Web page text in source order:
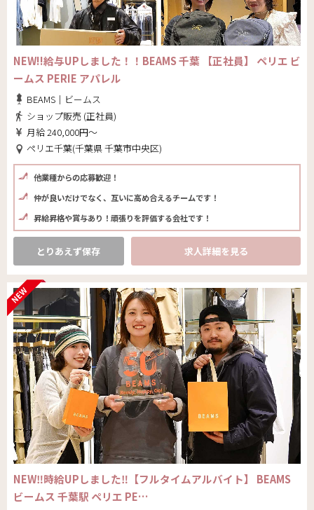
NEW!!給与UPしました！！BEAMS 千葉 【正社員】 ペリエ ビ
ームス PERIE アパレル
BEAMS｜ビームス
ショップ販売 (正社員)
月給 240,000円～
ペリエ千葉(千葉県 千葉市中央区)
他業種からの応募歓迎！
仲が良いだけでなく、互いに高め合えるチームです！
昇給昇格や賞与あり！頑張りを評価する会社です！
とりあえず保存 求人詳細を見る
NEW‼時給UPしました‼【フルタイムアルバイト】 BEAMS
ビームス 千葉駅 ペリエ PE…